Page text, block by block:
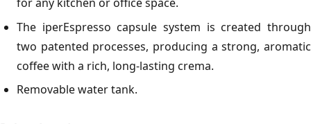
The iperEspresso capsule system is created through
two patented processes, producing a strong, aromatic
coffee with a rich, long-lasting crema.
Removable water tank.